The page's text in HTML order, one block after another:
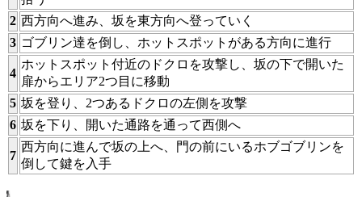
2 西方向へ進み、坂を東方向へ登っていく
3 ゴブリン達を倒し、ホットスポットがある方向に進行
4
ホットスポット付近のドクロを攻撃し、坂の下で開いた
扉からエリア2つ目に移動
5 坂を登り、2つあるドクロの左側を攻撃
6 坂を下り、開いた通路を通って西側へ
7
西方向に進んで坂の上へ、門の前にいるホブゴブリンを
倒して鍵を入手